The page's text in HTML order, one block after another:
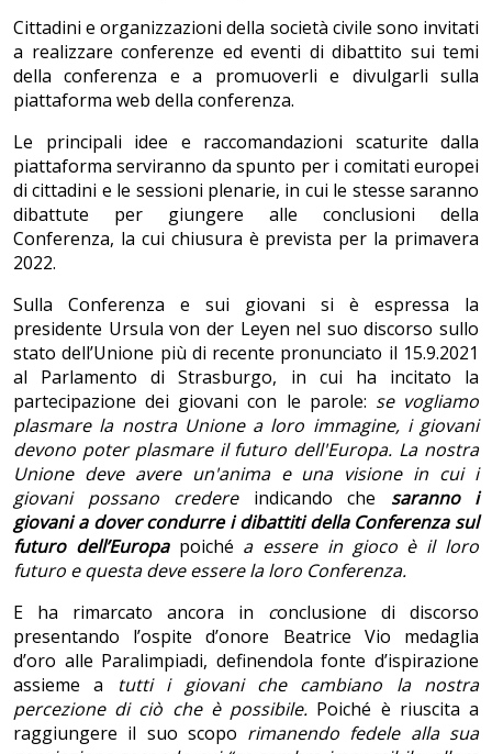
Cittadini e organizzazioni della società civile sono invitati
a realizzare conferenze ed eventi di dibattito sui temi
della conferenza e a promuoverli e divulgarli sulla
piattaforma web della conferenza.
Le principali idee e raccomandazioni scaturite dalla
piattaforma serviranno da spunto per i comitati europei
di cittadini e le sessioni plenarie, in cui le stesse saranno
dibattute per giungere alle conclusioni della
Conferenza, la cui chiusura è prevista per la primavera
2022.
Sulla Conferenza e sui giovani si è espressa la
presidente Ursula von der Leyen nel suo discorso sullo
stato dell’Unione più di recente pronunciato il 15.9.2021
al Parlamento di Strasburgo, in cui ha incitato la
partecipazione dei giovani con le parole: se vogliamo
plasmare la nostra Unione a loro immagine, i giovani
devono poter plasmare il futuro dell'Europa. La nostra
Unione deve avere un'anima e una visione in cui i
giovani possano credere indicando che
saranno i
giovani a dover condurre i dibattiti della Conferenza sul
futuro dell’Europa poiché a essere in gioco è il loro
futuro e questa deve essere la loro Conferenza.
E ha rimarcato ancora in conclusione di discorso
presentando l’ospite d’onore Beatrice Vio medaglia
d’oro alle Paralimpiadi, definendola fonte d’ispirazione
assieme a
tutti i giovani che cambiano la nostra
percezione di ciò che è possibile. Poiché è riuscita a
raggiungere il suo scopo rimanendo fedele alla sua